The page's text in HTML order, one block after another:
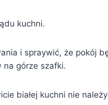
kuchni.
i spraywić, że pokój
na górze szafki.
białej kuchni nie